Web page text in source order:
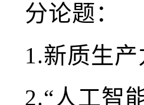
分论题：
1.新质生
2.“人工智